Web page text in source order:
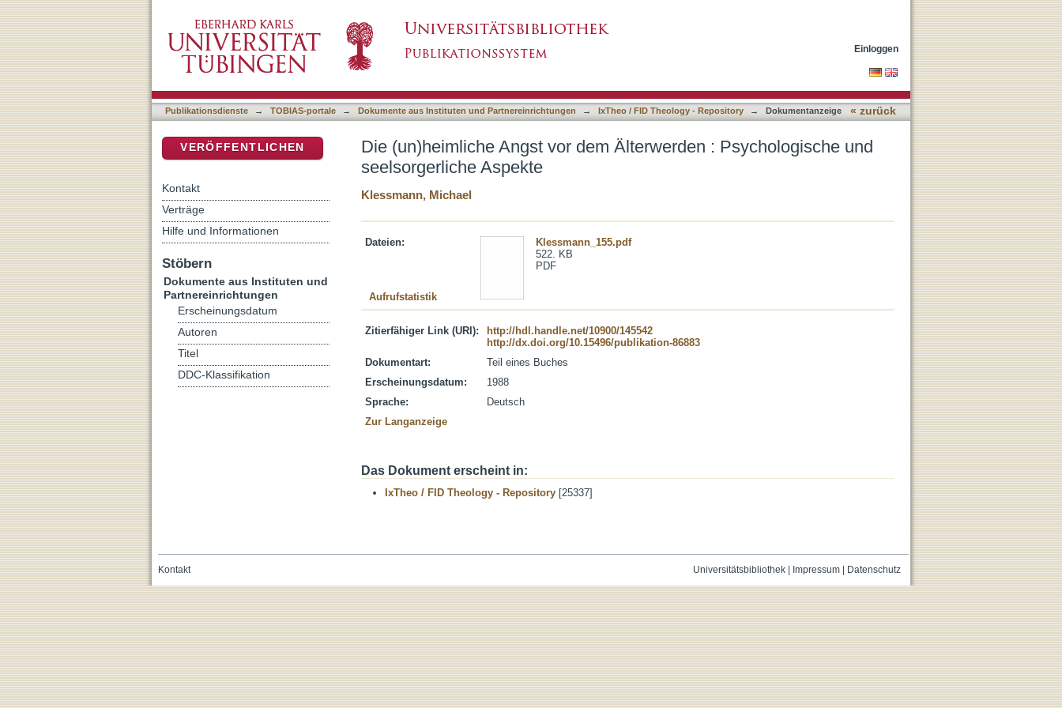
Einloggen
Publikationsdienste → TOBIAS-portale → Dokumente aus Instituten und Partnereinrichtungen → IxTheo / FID Theology - Repository → Dokumentanzeige « zurück
Die (un)heimliche Angst vor dem Älterwerden : Psychologische und
seelsorgerliche Aspekte
Klessmann, Michael
Dateien:
Klessmann_155.pdf
522. KB
PDF
Aufrufstatistik
Zitierfähiger Link (URI):
http://hdl.handle.net/10900/145542
http://dx.doi.org/10.15496/publikation-86883
Dokumentart:
Teil eines Buches
Erscheinungsdatum:
1988
Sprache:
Deutsch
Zur Langanzeige
Das Dokument erscheint in:
IxTheo / FID Theology - Repository [25337]
VERÖFFENTLICHEN
Kontakt
Verträge
Hilfe und Informationen
Stöbern
Dokumente aus Instituten und
Partnereinrichtungen
Erscheinungsdatum
Autoren
Titel
DDC-Klassifikation
Universitätsbibliothek| Impressum| Datenschutz
Kontakt